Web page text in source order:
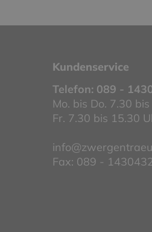
Kundenservice
Telefon: 089 -
Mo. bis Do. 7.30
Fr. 7.30 bis 15.30
Fax: 089 -